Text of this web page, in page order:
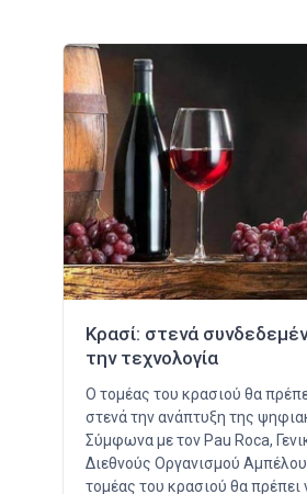
Κρασί: στενά
την τεχνολογία
Ο τομέας του κρασιού θα
στενά την ανάπτυξη της
Σύμφωνα με τον Pau Roca,
Διεθνούς Οργανισμού Αμπέλου
τομέας του κρασιού θα πρέπει